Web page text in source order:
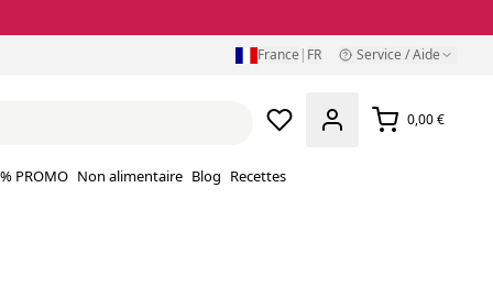
France | FR Service / Aide
0,00 €
% PROMO Non alimentaire Blog Recettes